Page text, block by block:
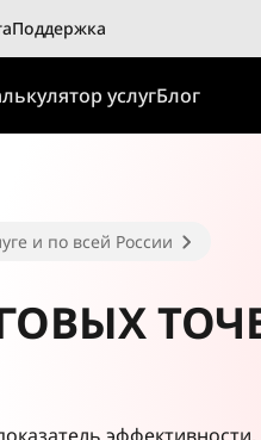
Поддержка
услугБлог
и по всей России